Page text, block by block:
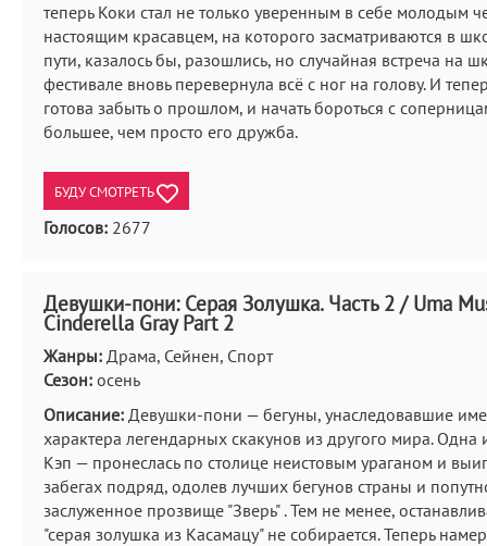
теперь Коки стал не только уверенным в себе молодым
настоящим красавцем, на которого засматриваются в
пути, казалось бы, разошлись, но случайная встреча на
фестивале вновь перевернула всё с ног на голову. И
готова забыть о прошлом, и начать бороться с
большее, чем просто его дружба.
БУДУ СМОТРЕТЬ
Голосов: 2677
Девушки-пони: Серая Золушка. Часть 2 / Uma
Cinderella Gray Part 2
Жанры: Драма, Сейнен, Спорт
Сезон: осень
Описание: Девушки-пони — бегуны, унаследовавшие
характера легендарных скакунов из другого мира. Одна
Кэп — пронеслась по столице неистовым ураганом и
забегах подряд, одолев лучших бегунов страны и
заслуженное прозвище "Зверь" . Тем не менее,
"серая золушка из Касамацу" не собирается. Теперь